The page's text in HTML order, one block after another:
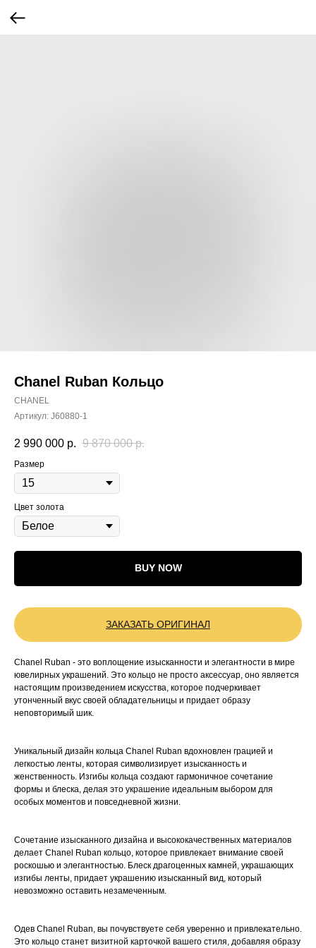
Chanel Ruban Кольцо
CHANEL
Артикул: J60880-1
2 990 000 р. 9 870 000 р.
Размер
Цвет золота
BUY NOW
ЗАКАЗАТЬ ОРИГИНАЛ
Chanel Ruban - это воплощение изысканности и элегантности в мире
ювелирных украшений. Это кольцо не просто аксессуар, оно является
настоящим произведением искусства, которое подчеркивает
утонченный вкус своей обладательницы и придает образу
неповторимый шик.
Уникальный дизайн кольца Chanel Ruban вдохновлен грацией и
легкостью ленты, которая символизирует изысканность и
женственность. Изгибы кольца создают гармоничное сочетание
формы и блеска, делая это украшение идеальным выбором для
особых моментов и повседневной жизни.
Сочетание изысканного дизайна и высококачественных материалов
делает Chanel Ruban кольцо, которое привлекает внимание своей
роскошью и элегантностью. Блеск драгоценных камней, украшающих
изгибы ленты, придает украшению изысканный вид, который
невозможно оставить незамеченным.
Одев Chanel Ruban, вы почувствуете себя уверенно и привлекательно.
Это кольцо станет визитной карточкой вашего стиля, добавляя образу